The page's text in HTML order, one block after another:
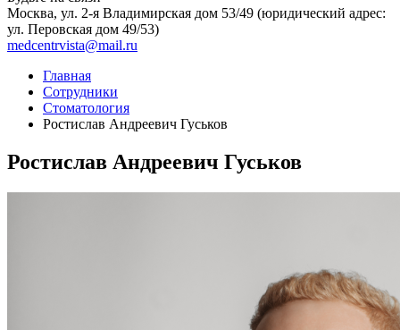
Москва, ул. 2-я Владимирская дом 53/49 (юридический адрес:
ул. Перовская дом 49/53)
medcentrvista@mail.ru
Главная
Сотрудники
Стоматология
Ростислав Андреевич Гуськов
Ростислав Андреевич Гуськов